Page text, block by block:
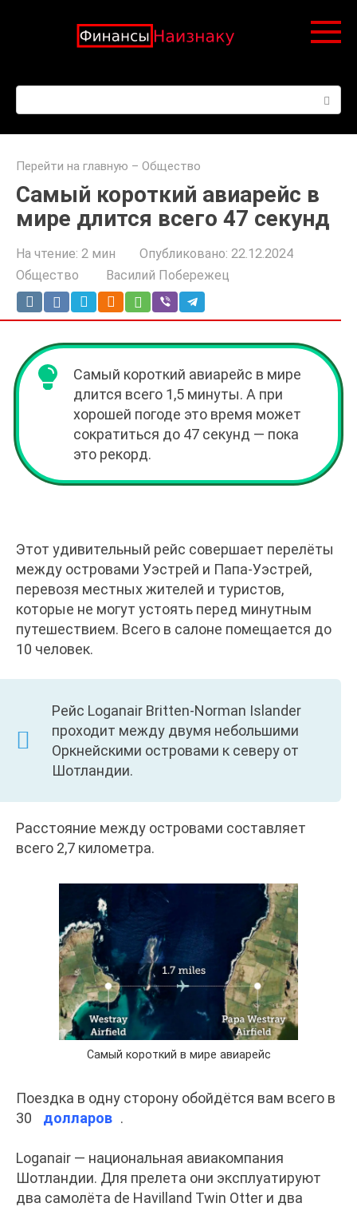
Перейти на главную – Общество
Самый короткий авиарейс в
мире длится всего 47 секунд
На чтение: 2 мин Опубликовано: 22.12.2024
Общество
Василий Побережец
Самый короткий авиарейс в мире
длится всего 1,5 минуты. А при
хорошей погоде это время может
сократиться до 47 секунд — пока
это рекорд.
Этот удивительный рейс совершает перелёты
между островами Уэстрей и Папа-Уэстрей,
перевозя местных жителей и туристов,
которые не могут устоять перед минутным
путешествием. Всего в салоне помещается до
10 человек.
Рейс Loganair Britten-Norman Islander
проходит между двумя небольшими
Оркнейскими островами к северу от
Шотландии.
Расстояние между островами составляет
всего 2,7 километра.
Самый короткий в мире авиарейс
Поездка в одну сторону обойдётся вам всего в
30
долларов .
Loganair — национальная авиакомпания
Шотландии. Для прелета они эксплуатируют
два самолёта de Havilland Twin Otter и два